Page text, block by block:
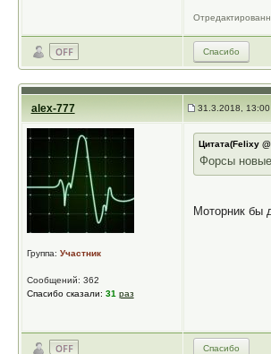
Спасибо
alex-777 31.3.2018, 13:00
Группа: Участник
Сообщений: 362
Спасибо сказали: 31 раз
Цитата(Felixy
Форсы
Моторник бы
Спасибо